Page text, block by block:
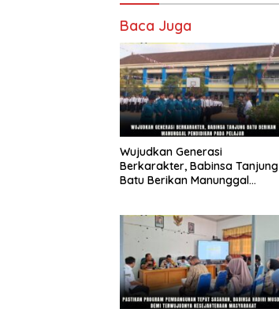
Baca Juga
Wujudkan Generasi
Berkarakter, Babinsa Tanjung
Batu Berikan Manunggal